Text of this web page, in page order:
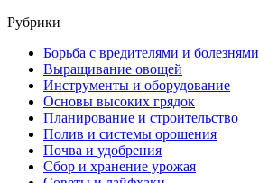
Рубрики
Борьба с вредителями и болезнями
Выращивание овощей
Инструменты и оборудование
Основы высоких грядок
Планирование и строительство
Полив и системы орошения
Почва и удобрения
Сбор и хранение урожая